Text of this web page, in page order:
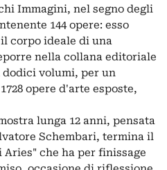
Immagini, nel segno degli
144 opere: esso
corpo ideale di una
nella collana editoriale
volumi, per un
opere d'arte esposte,
lunga 12 anni, pensata
Schembari, termina il
che ha per finissage